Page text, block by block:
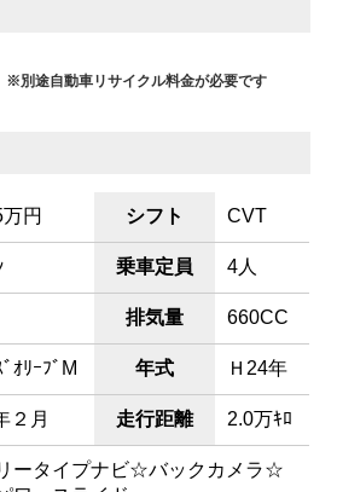
別途自動車リサイクル料金が必要です
円 シフト CVT
乗車定員 4人
排気量 660CC
ｵﾘｰﾌﾞM 年式 Ｈ24年
２月 走行距離 2.0万ｷﾛ
ータイプナビ☆バックカメラ☆